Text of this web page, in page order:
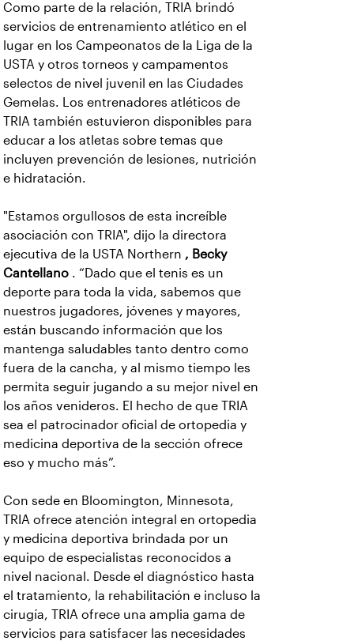
Como parte de la relación, TRIA brindó
servicios de entrenamiento atlético en el
lugar en los Campeonatos de la Liga de la
USTA y otros torneos y campamentos
selectos de nivel juvenil en las Ciudades
Gemelas. Los entrenadores atléticos de
TRIA también estuvieron disponibles para
educar a los atletas sobre temas que
incluyen prevención de lesiones, nutrición
e hidratación.
"Estamos orgullosos de esta increíble
asociación con TRIA", dijo la directora
ejecutiva de la USTA Northern , Becky
Cantellano . “Dado que el tenis es un
deporte para toda la vida, sabemos que
nuestros jugadores, jóvenes y mayores,
están buscando información que los
mantenga saludables tanto dentro como
fuera de la cancha, y al mismo tiempo les
permita seguir jugando a su mejor nivel en
los años venideros. El hecho de que TRIA
sea el patrocinador oficial de ortopedia y
medicina deportiva de la sección ofrece
eso y mucho más”.
Con sede en Bloomington, Minnesota,
TRIA ofrece atención integral en ortopedia
y medicina deportiva brindada por un
equipo de especialistas reconocidos a
nivel nacional. Desde el diagnóstico hasta
el tratamiento, la rehabilitación e incluso la
cirugía, TRIA ofrece una amplia gama de
servicios para satisfacer las necesidades